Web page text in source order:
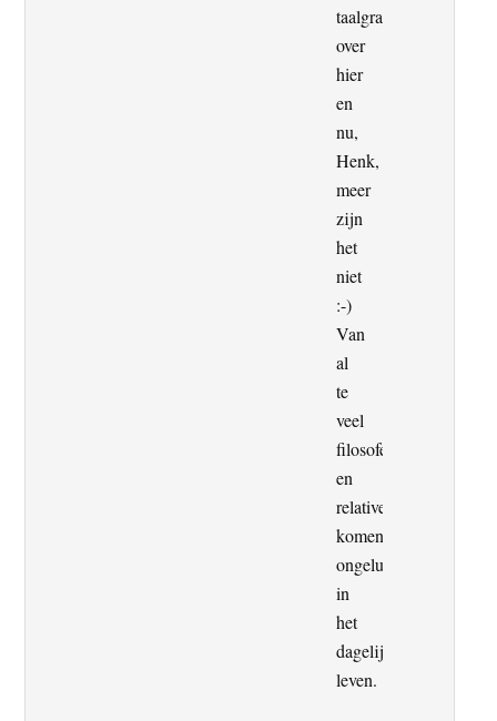
taalgrapjes
over
hier
en
nu,
Henk,
meer
zijn
het
niet
:-)
Van
al
te
veel
filosoferen
en
relativeren
komen
ongelukken
in
het
dagelijkse
leven.